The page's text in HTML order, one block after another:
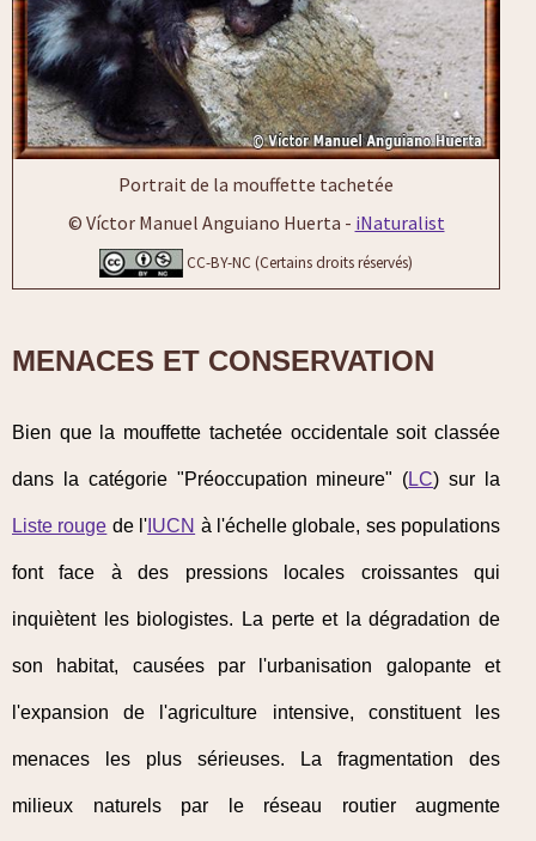
Portrait de la mouffette tachetée
© Víctor Manuel Anguiano Huerta - iNaturalist
CC-BY-NC (Certains droits réservés)
MENACES ET CONSERVATION
Bien que la mouffette tachetée occidentale soit classée
dans la catégorie "Préoccupation mineure" (LC) sur la
Liste rouge de l' IUCN à l'échelle globale, ses populations
font face à des pressions locales croissantes qui
inquiètent les biologistes. La perte et la dégradation de
son habitat, causées par l'urbanisation galopante et
l'expansion de l'agriculture intensive, constituent les
menaces les plus sérieuses. La fragmentation des
milieux naturels par le réseau routier augmente